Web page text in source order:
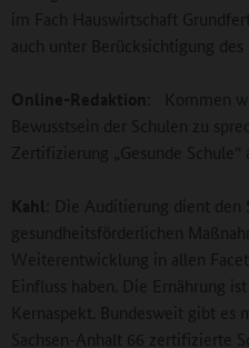
im Fach Hauswirtschaft
auch unter Berücksichtigung des
Online-Redaktion : Kommen
Bewusstsein der Schulen zu
Zertifizierung „Gesunde Schule“
Kahl : Die Auditierung dient den
gesundheitsförderlichen
Weiterentwicklung in allen
Einfluss haben. Die Ernährung
Kernaspekt. Bundesweit gibt
Sachsen-Anhalt 66 zertifizierte